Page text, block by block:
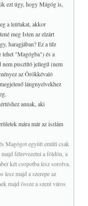
ezt úgy, hogy Mágóg is,
a leírtakat, akkor
meg Isten az elzárt
haragjában? Ez a tűz
lehet "Magógba") és a
nem pusztító jellegű (nem
az Örökkévaló
lángnyelvekhez
annak, aki
mára már az iszlám
Magógot együtt említi csak
félrevezetni a földön, a
két csopotba lesz sorolva.
lesz majd a szerepe az
majd össze a szent város